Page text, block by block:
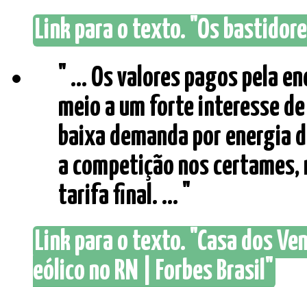
Link para o texto. "Os
" ... Os valores pagos pela
meio a um forte interesse
baixa demanda por energia
a competição nos certames,
tarifa final. ... "
Link para o texto. "Casa dos
eólico no RN | Forbes Brasil"